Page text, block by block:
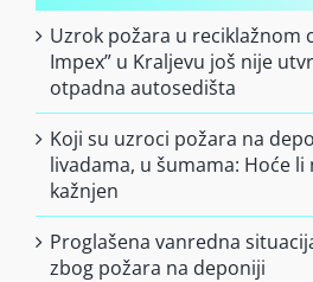
Uzrok požara u reciklažnom
Impex” u Kraljevu još nije
otpadna autosedišta
Koji su uzroci požara na
livadama, u šumama: Hoće
kažnjen
Proglašena vanredna
zbog požara na deponiji